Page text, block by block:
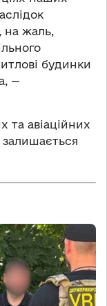
на жаль,
будинки
—
та авіаційних
залишається